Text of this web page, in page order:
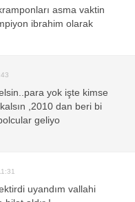
asma vaktin
ibrahim olarak
yok işte kimse
,2010 dan beri bi
geliyo
uyandım vallahi